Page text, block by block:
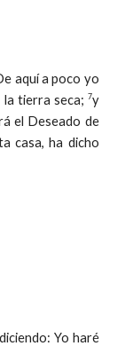
aquí a poco yo
tierra seca; 7y
el Deseado de
casa, ha dicho
Yo haré